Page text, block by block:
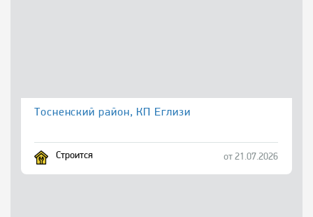
Тосненский район, КП Еглизи
Строится от 21.07.2026